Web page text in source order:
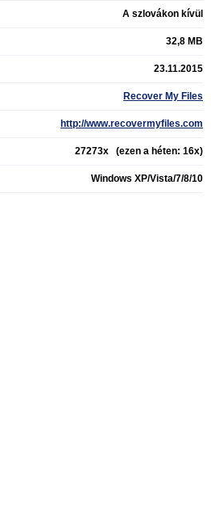
A szlovákon kívül
32,8 MB
23.11.2015
Recover My Files
http://www.recovermyfiles.com
27273x (ezen a héten: 16x)
Windows XP/Vista/7/8/10